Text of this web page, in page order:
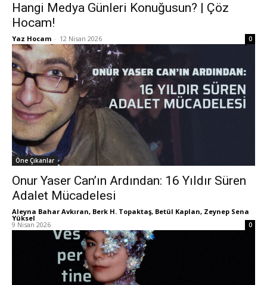
Hangi Medya Günleri Konuğusun? | Çöz
Hocam!
Yaz Hocam - 12 Nisan 2026 0
Öne Çıkanlar
Onur Yaser Can’ın Ardından: 16 Yıldır Süren
Adalet Mücadelesi
Aleyna Bahar Avkıran, Berk H. Topaktaş, Betül Kaplan, Zeynep Sena
Yüksel -
9 Nisan 2026 0